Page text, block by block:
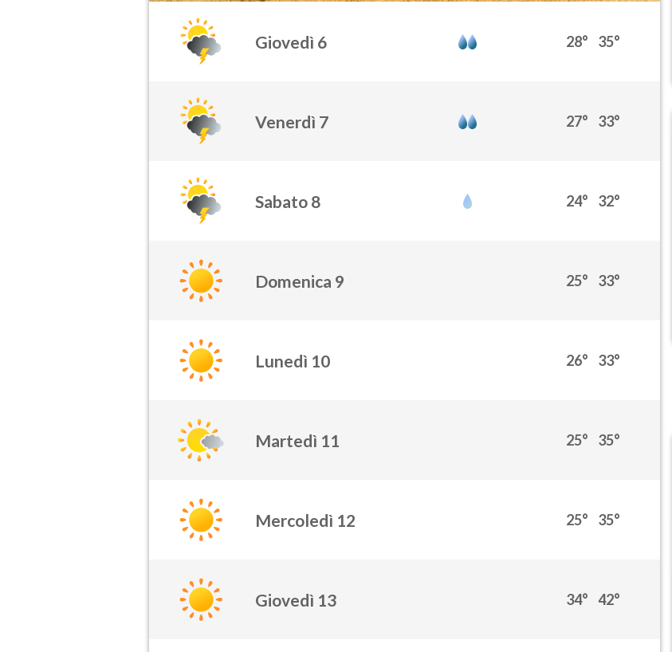
Giovedì 6 28° 35°
Venerdì 7 27° 33°
Sabato 8 24° 32°
Domenica 9 25° 33°
Lunedì 10 26° 33°
Martedì 11 25° 35°
Mercoledì 12 25° 35°
Giovedì 13 34° 42°